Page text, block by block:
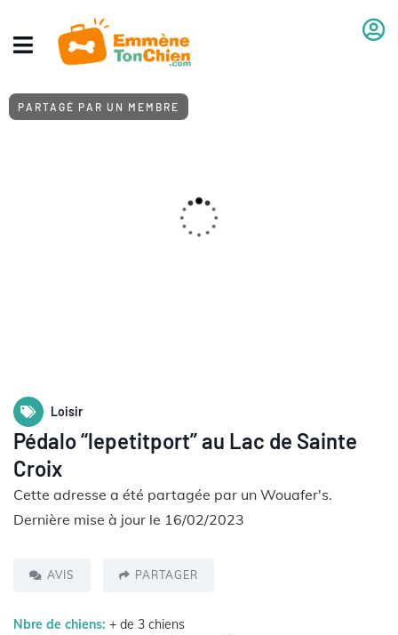
PARTAGÉ PAR UN MEMBRE
Loisir
Pédalo “lepetitport” au Lac de Sainte
Croix
Cette adresse a été partagée par un Wouafer's.
Dernière mise à jour le 16/02/2023
AVIS PARTAGER
Nbre de chiens: + de 3 chiens